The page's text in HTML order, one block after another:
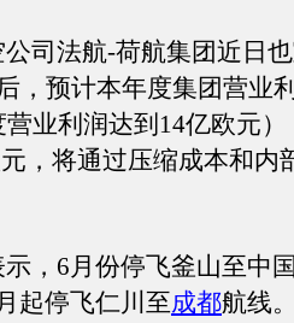
法航-荷航集团近日也
，预计本年度集团营业
业利润达到14亿欧元
，将通过压缩成本和内
6月份停飞釜山至中
起停飞仁川至成都航线